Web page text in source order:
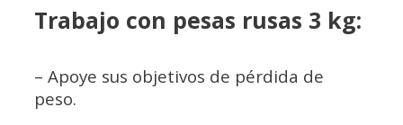
Trabajo con pesas rusas 3 kg:
– Apoye sus objetivos de pérdida de
peso.